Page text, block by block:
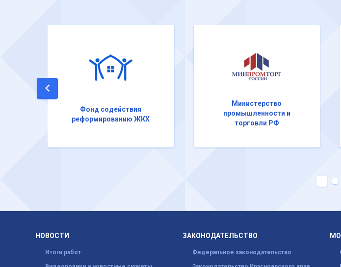
Фонд содействия
реформированию ЖКХ
Министерство
промышленности и
торговли РФ
НОВОСТИ
Итоги работ
ЗАКОНОДАТЕЛЬСТВО
Федеральное законодательство